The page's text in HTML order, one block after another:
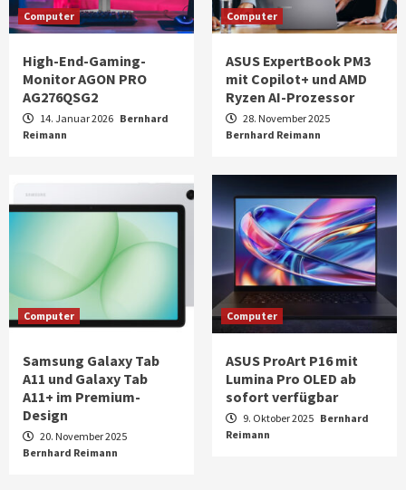
Computer
High-End-Gaming-
Monitor AGON PRO
AG276QSG2
14. Januar 2026 Bernhard
Reimann
Computer
ASUS ExpertBook PM3
mit Copilot+ und AMD
Ryzen AI-Prozessor
28. November 2025
Bernhard Reimann
Computer
Samsung Galaxy Tab
A11 und Galaxy Tab
A11+ im Premium-
Design
20. November 2025
Bernhard Reimann
Computer
ASUS ProArt P16 mit
Lumina Pro OLED ab
sofort verfügbar
9. Oktober 2025 Bernhard
Reimann
Aktuell